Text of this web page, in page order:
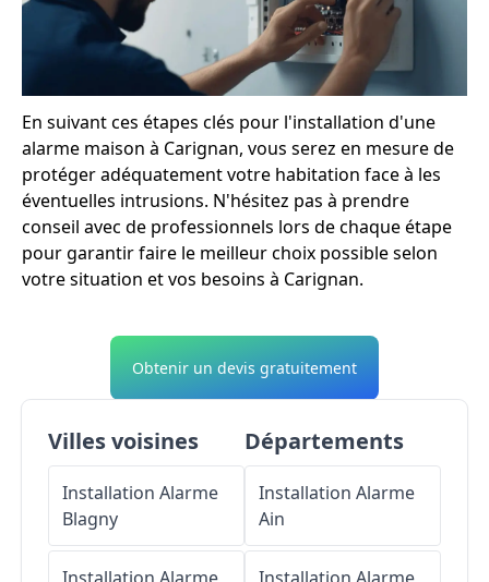
En suivant ces étapes clés pour l'installation d'une
alarme maison à Carignan, vous serez en mesure de
protéger adéquatement votre habitation face à les
éventuelles intrusions. N'hésitez pas à prendre
conseil avec de professionnels lors de chaque étape
pour garantir faire le meilleur choix possible selon
votre situation et vos besoins à Carignan.
Obtenir un devis gratuitement
Villes voisines
Installation Alarme
Blagny
Départements
Installation Alarme
Ain